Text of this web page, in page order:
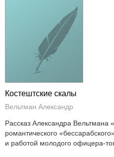
Костештские скалы
Вельтман Александр
Рассказ Александра Вельтмана
романтического
и работой молодого офицера-